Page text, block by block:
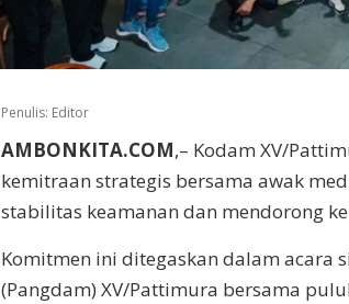
Penulis: Editor
AMBONKITA.COM,– Kodam XV/
kemitraan strategis bersama awak
stabilitas keamanan dan mendorong
Komitmen ini ditegaskan dalam acara
(Pangdam) XV/Pattimura bersama